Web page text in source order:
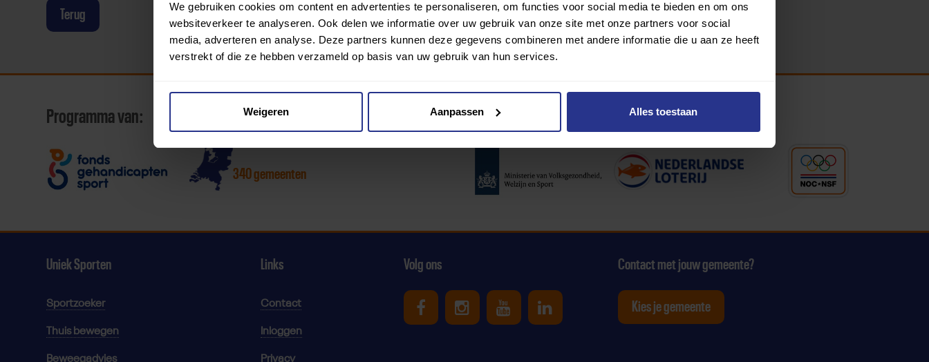
We gebruiken cookies om content en advertenties te personaliseren, om functies voor social media te bieden en om ons
websiteverkeer te analyseren. Ook delen we informatie over uw gebruik van onze site met onze partners voor social
media, adverteren en analyse. Deze partners kunnen deze gegevens combineren met andere informatie die u aan ze heeft
verstrekt of die ze hebben verzameld op basis van uw gebruik van hun services.
Weigeren Aanpassen Alles toestaan
Terug
Programma van:
340 gemeenten
Partners:
Uniek Sporten
Sportzoeker
Thuis bewegen
Beweegadvies
Links
Contact
Inloggen
Privacy
Volg ons
Uniek Sporten op Facebook
Uniek Sporten op Instagram
Uniek Sporten op Youtube
Uniek Sporten op Linkedin
Contact met jouw gemeente?
Kies je gemeente